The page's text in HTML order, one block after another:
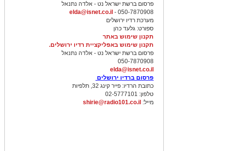
פרסום ברשת ישראל נט - אלדה נתנאל
050-7870908 -
elda@isnet.co.il
מערכת רדיו ירושלים
ספורט: גלעד כהן
תקנון שימוש באתר
תקנון שימוש באפליקציית רדיו ירושלים.
פרסום ברשת ישראל נט - אלדה נתנאל
050-7870908
elda@isnet.co.il
פרסום ברדיו ירושלים
כתובת הרדיו: פייר קינג 32, תלפיות
טלפון: 02-5777101
מייל: shirie@radio101.co.il